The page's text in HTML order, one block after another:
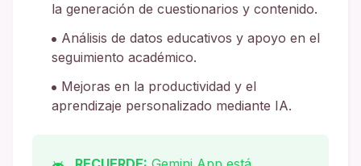
la generación de cuestionarios y contenido.
Análisis de datos educativos y apoyo en el
seguimiento académico.
Mejoras en la productividad y el
aprendizaje personalizado mediante IA.